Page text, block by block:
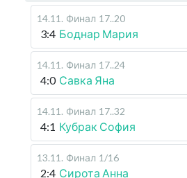
14.11 . Финал 17..20
3:4 Боднар Мария
14.11 . Финал 17..24
4:0 Савка Яна
14.11 . Финал 17..32
4:1 Кубрак София
13.11 . Финал 1/16
2:4 Сирота Анна